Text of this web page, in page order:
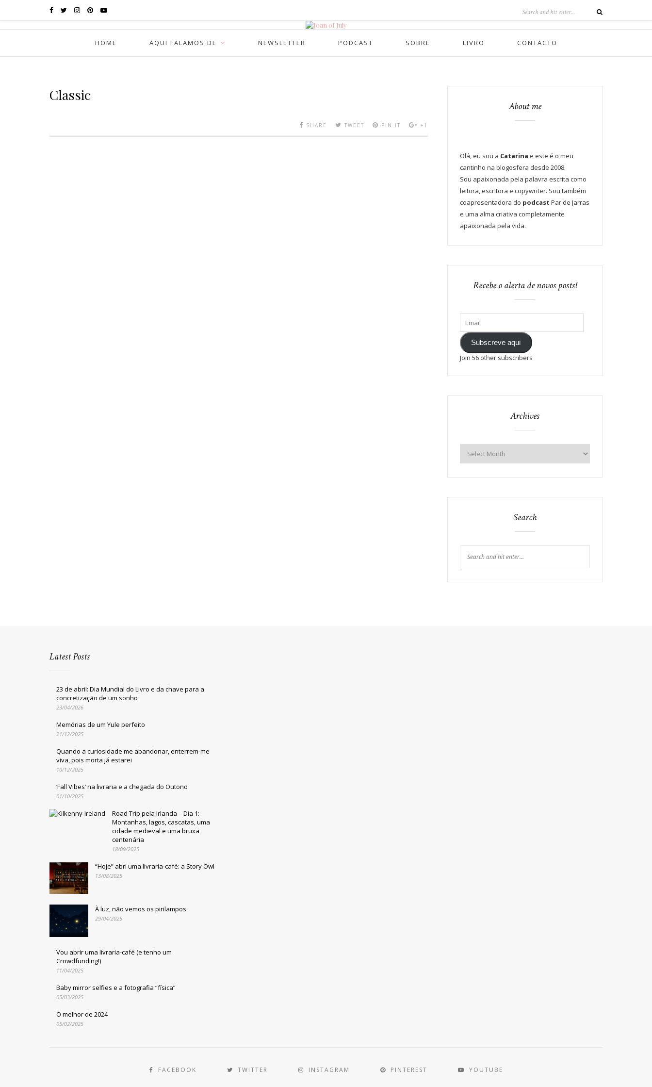
HOME AQUI FALAMOS DE NEWSLETTER PODCAST SOBRE LIVRO CONTACTO
Classic
SHARE TWEET PIN IT +1
About me
Olá, eu sou a Catarina e este é o meu
cantinho na blogosfera desde 2008.
Sou apaixonada pela palavra escrita como
leitora, escritora e copywriter. Sou também
coapresentadora do podcast Par de Jarras
e uma alma criativa completamente
apaixonada pela vida.
Recebe o alerta de novos posts!
Subscreve aqui
Join 56 other subscribers
Archives
Search
Latest Posts
23 de abril: Dia Mundial do Livro e da chave para a
concretização de um sonho
23/04/2026
Memórias de um Yule perfeito
21/12/2025
Quando a curiosidade me abandonar, enterrem-me
viva, pois morta já estarei
10/12/2025
‘Fall Vibes’ na livraria e a chegada do Outono
01/10/2025
Road Trip pela Irlanda – Dia 1:
Montanhas, lagos, cascatas, uma
cidade medieval e uma bruxa
centenária
18/09/2025
“Hoje” abri uma livraria-café: a Story Owl
13/08/2025
À luz, não vemos os pirilampos.
29/04/2025
Vou abrir uma livraria-café (e tenho um
Crowdfunding!)
11/04/2025
Baby mirror selfies e a fotografia “física”
05/03/2025
O melhor de 2024
05/02/2025
FACEBOOK TWITTER INSTAGRAM PINTEREST YOUTUBE